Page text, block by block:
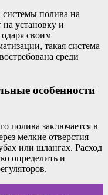
полива на
на установку и
своим
такая система
среди
особенности
полива заключается в
мелкие отверстия
или шлангах. Расход
определить и